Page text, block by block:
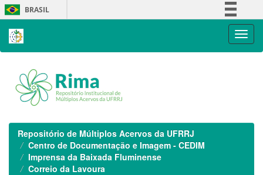
Skip
navigation
BRASIL
Repositório de Múltiplos Acervos da UFRRJ
Centro de Documentação e Imagem - CEDIM
Imprensa da Baixada Fluminense
Correio da Lavoura